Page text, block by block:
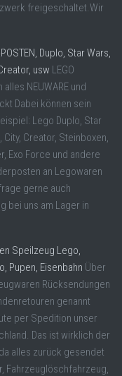
freigeschaltet.Wir
Duplo, Star Wars,
usw LEGO
NEUWARE und
Dabei können sein
Lego Duplo, Star
City, Creator, Steinboxen,
Exo Force und andere
an Legowaren
gerne auch
bei uns am Lager in
Speilzeug Lego,
Pupen, Eisenbahn Über
Rücksendungen
genannt
per Spedition unser
Das ist wirklich der
alles zurück gesendet
Fahrzeuglöschfahrzeug,